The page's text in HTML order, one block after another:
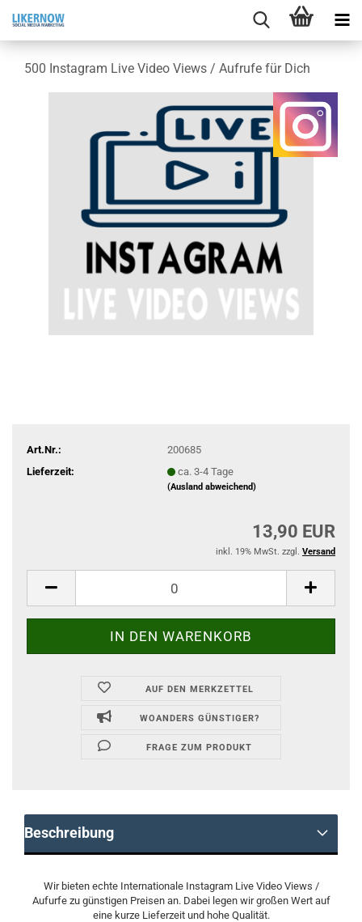
500 In­sta­gram Live Video Views / Auf­ru­fe für Dich
Art.Nr.:
200685
Lieferzeit:
ca. 3-4 Tage
(Ausland abweichend)
13,90 EUR
inkl. 19% MwSt. zzgl. Versand
AUF DEN MERKZETTEL
WOANDERS GÜNSTIGER?
FRAGE ZUM PRODUKT
Beschreibung
Wir bieten echte Internationale Instagram Live Video Views /
Aufurfe zu günstigen Preisen an. Dabei legen wir großen Wert auf
eine kurze Lieferzeit und hohe Qualität.